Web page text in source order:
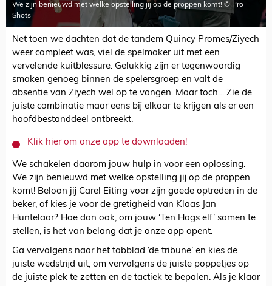
We zijn benieuwd met welke opstelling jij op de proppen komt! © Pro
Shots
Net toen we dachten dat de tandem Quincy Promes/Ziyech
weer compleet was, viel de spelmaker uit met een
vervelende kuitblessure. Gelukkig zijn er tegenwoordig
smaken genoeg binnen de spelersgroep en valt de
absentie van Ziyech wel op te vangen. Maar toch… Zie de
juiste combinatie maar eens bij elkaar te krijgen als er een
hoofdbestanddeel ontbreekt.
Klik hier om onze app te downloaden!
We schakelen daarom jouw hulp in voor een oplossing.
We zijn benieuwd met welke opstelling jij op de proppen
komt! Beloon jij Carel Eiting voor zijn goede optreden in de
beker, of kies je voor de gretigheid van Klaas Jan
Huntelaar? Hoe dan ook, om jouw ‘Ten Hags elf’ samen te
stellen, is het van belang dat je onze app opent.
Ga vervolgens naar het tabblad ‘de tribune’ en kies de
juiste wedstrijd uit, om vervolgens de juiste poppetjes op
de juiste plek te zetten en de tactiek te bepalen. Als je klaar